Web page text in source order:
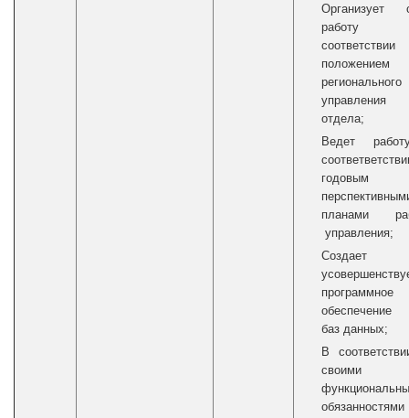
Организует
положением
регионального
отдела;
Ведет
планами
управления;
программное
баз данных;
В
своими
обязанностями